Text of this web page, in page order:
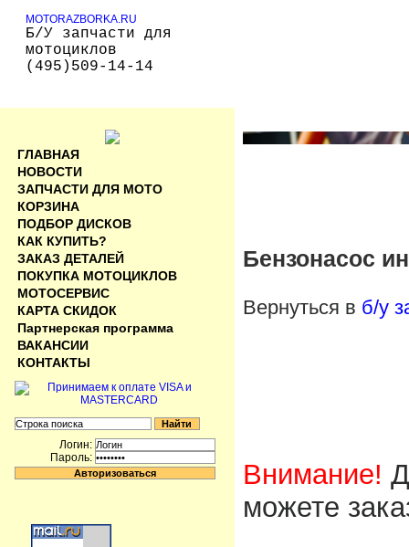
MOTORAZBORKA.RU
Б/У запчасти для
мотоциклов
(495)509-14-14
Бензонасос
Вернуться в б/у
Внимание!
можете
ГЛАВНАЯ
НОВОСТИ
ЗАПЧАСТИ ДЛЯ МОТО
КОРЗИНА
ПОДБОР ДИСКОВ
КАК КУПИТЬ?
ЗАКАЗ ДЕТАЛЕЙ
ПОКУПКА МОТОЦИКЛОВ
МОТОСЕРВИС
КАРТА СКИДОК
Партнерская программа
ВАКАНСИИ
КОНТАКТЫ
Логин:
Пароль: